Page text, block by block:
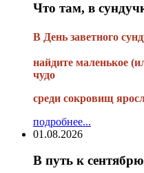
Что там, в
В День заветного
найдите маленькое
чудо
среди сокровищ
подробнее...
01.08.2026
В путь к